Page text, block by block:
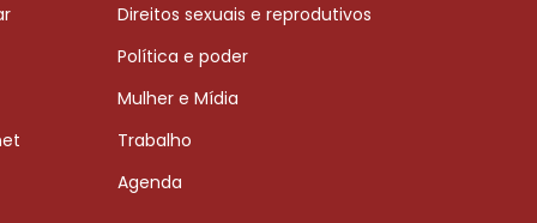
Direitos sexuais e reprodutivos
Política e poder
Mulher e Mídia
Trabalho
Agenda